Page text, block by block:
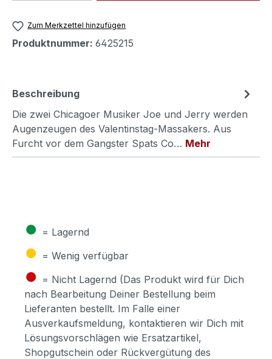
Zum Merkzettel hinzufügen
Produktnummer: 6425215
Beschreibung
Die zwei Chicagoer Musiker Joe und Jerry werden
Augenzeugen des Valentinstag-Massakers. Aus
Furcht vor dem Gangster Spats Co… Mehr
● = Lagernd
● = Wenig verfügbar
● = Nicht Lagernd (Das Produkt wird für Dich
nach Bearbeitung Deiner Bestellung beim
Lieferanten bestellt. Im Falle einer
Ausverkaufsmeldung, kontaktieren wir Dich mit
Lösungsvorschlägen wie Ersatzartikel,
Shopgutschein oder Rückvergütung des